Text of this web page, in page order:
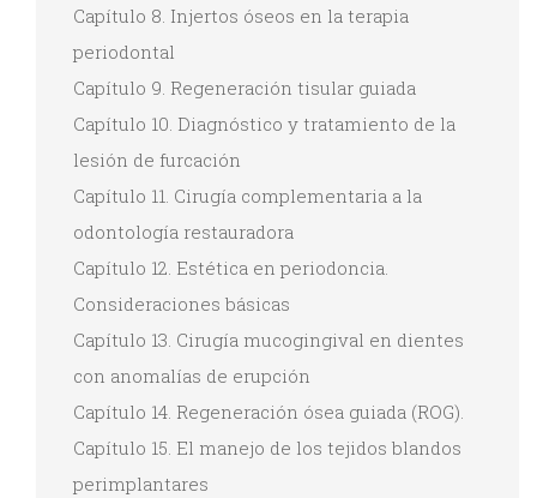
Capítulo 8. Injertos óseos en la terapia
periodontal
Capítulo 9. Regeneración tisular guiada
Capítulo 10. Diagnóstico y tratamiento de la
lesión de furcación
Capítulo 11. Cirugía complementaria a la
odontología restauradora
Capítulo 12. Estética en periodoncia.
Consideraciones básicas
Capítulo 13. Cirugía mucogingival en dientes
con anomalías de erupción
Capítulo 14. Regeneración ósea guiada (ROG).
Capítulo 15. El manejo de los tejidos blandos
perimplantares